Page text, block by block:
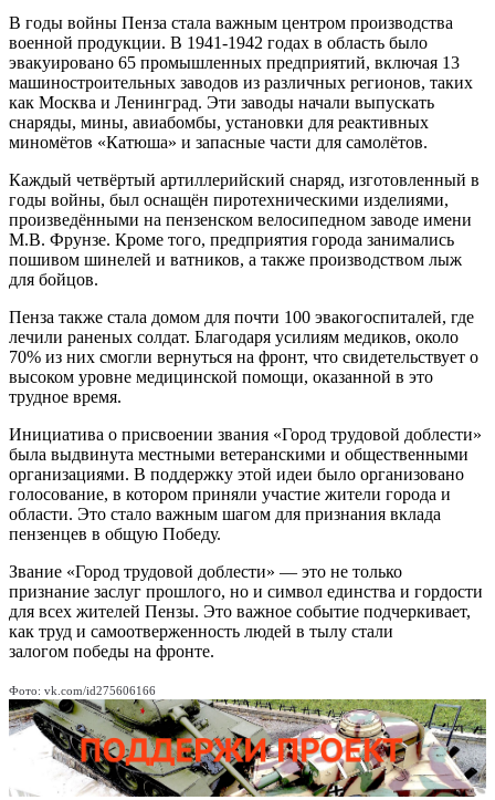
В годы войны Пенза стала важным центром производства
военной продукции. В 1941-1942 годах в область было
эвакуировано 65 промышленных предприятий, включая 13
машиностроительных заводов из различных регионов, таких
как Москва и Ленинград. Эти заводы начали выпускать
снаряды, мины, авиабомбы, установки для реактивных
миномётов «Катюша» и запасные части для самолётов.
Каждый четвёртый артиллерийский снаряд, изготовленный в
годы войны, был оснащён пиротехническими изделиями,
произведёнными на пензенском велосипедном заводе имени
М.В. Фрунзе. Кроме того, предприятия города занимались
пошивом шинелей и ватников, а также производством лыж
для бойцов.
Пенза также стала домом для почти 100 эвакогоспиталей, где
лечили раненых солдат. Благодаря усилиям медиков, около
70% из них смогли вернуться на фронт, что свидетельствует о
высоком уровне медицинской помощи, оказанной в это
трудное время.
Инициатива о присвоении звания «Город трудовой доблести»
была выдвинута местными ветеранскими и общественными
организациями. В поддержку этой идеи было организовано
голосование, в котором приняли участие жители города и
области. Это стало важным шагом для признания вклада
пензенцев в общую Победу.
Звание «Город трудовой доблести» — это не только
признание заслуг прошлого, но и символ единства и гордости
для всех жителей Пензы. Это важное событие подчеркивает,
как труд и самоотверженность людей в тылу стали
залогом победы на фронте.
Фото: vk.com/id275606166